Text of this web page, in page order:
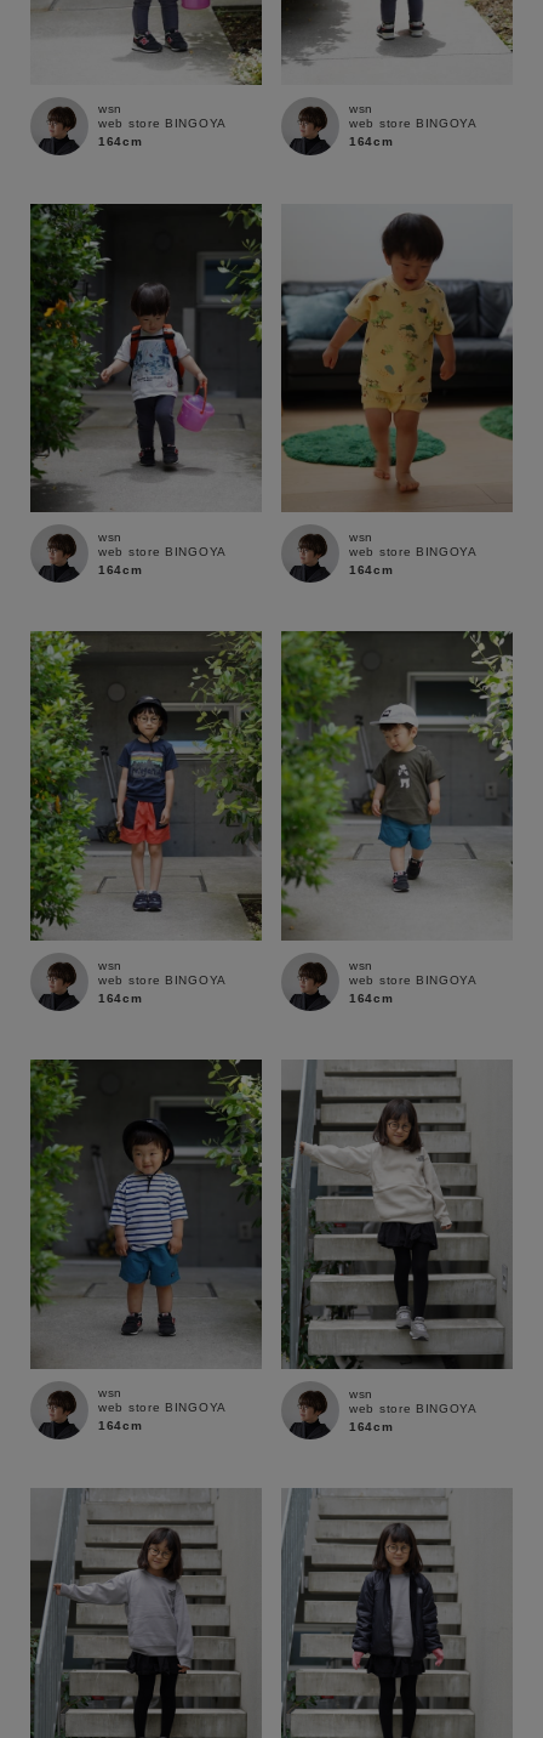
キーワード
性別
MENS LADIES KIDS
カテゴリ
サイズ
ブランド
wsn
web store BINGOYA
164cm
wsn
web store BINGOYA
164cm
wsn
web store BINGOYA
164cm
wsn
web store BINGOYA
164cm
wsn
web store BINGOYA
164cm
wsn
web store BINGOYA
164cm
wsn
web store BINGOYA
164cm
wsn
web store BINGOYA
164cm